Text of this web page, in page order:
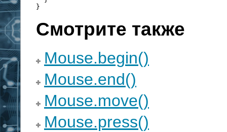
}
Смотрите также
Mouse.begin()
Mouse.end()
Mouse.move()
Mouse.press()